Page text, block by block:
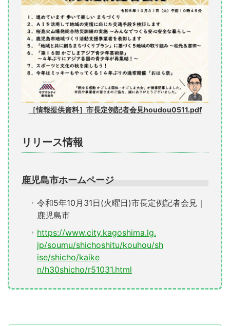
［情報提供資料］市長定例記者会見houdou0511.pdf
リリース情報
鹿児島市ホームページ
令和5年10月31日(火曜日)市長定例記者会見｜
鹿児島市
https://www.city.kagoshima.lg.
jp/soumu/shichoshitu/kouhou/sh
ise/shicho/kaike
n/h30shicho/r51031.html